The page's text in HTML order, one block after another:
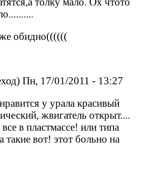
обидно((((((
Пн, 17/01/2011 - 13:27
у урала красивый
жвигатель открыт....
в пластмассе! или типа
такие вот! этот больно на